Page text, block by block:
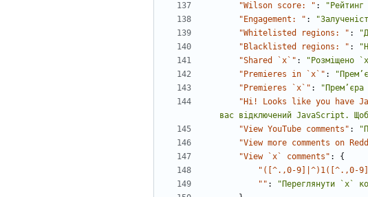
"Wilson score: " :
"Engagement: " :
"Whitelisted regions: " :
"Blacklisted regions: " :
"Shared `x`" : "Розміщено
"Premieres in `x`" :
"Premieres `x`" :
"Hi! Looks like you have
вас відключений JavaScript.
"View YouTube comments" :
"View more comments on
"View `x` comments" :
{
"([^.,0-9]|^)1([^.,0-
"" :
"Переглянути `x`